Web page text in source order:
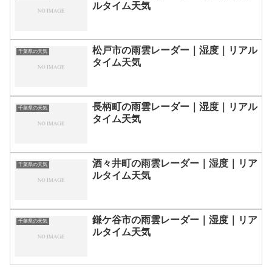
ルタイム天気
千葉県の天気
松戸市の雨雲レーダー｜湿度｜リアル
タイム天気
千葉県の天気
長柄町の雨雲レーダー｜湿度｜リアル
タイム天気
千葉県の天気
酒々井町の雨雲レーダー｜湿度｜リア
ルタイム天気
千葉県の天気
鎌ケ谷市の雨雲レーダー｜湿度｜リア
ルタイム天気